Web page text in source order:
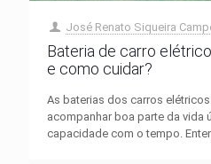
José Renato Siqueira
Bateria de carro
e como cuidar?
As baterias dos carros
acompanhar boa parte da vida
capacidade com o tempo.